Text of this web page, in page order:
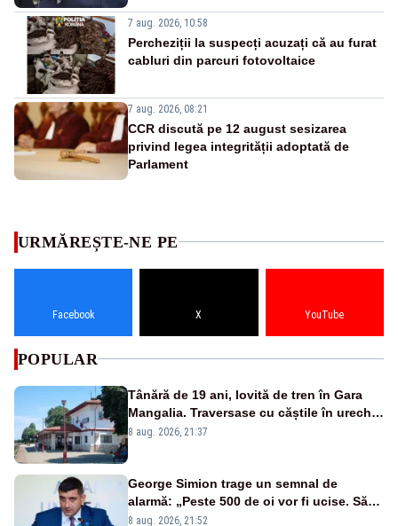
7 aug. 2026, 10:58
Percheziții la suspecți acuzați că au furat
cabluri din parcuri fotovoltaice
7 aug. 2026, 08:21
CCR discută pe 12 august sesizarea
privind legea integrității adoptată de
Parlament
URMĂREȘTE-NE PE
Facebook X YouTube
POPULAR
Tânără de 19 ani, lovită de tren în Gara
Mangalia. Traversase cu căștile în urechi
liniile printr-un loc nepermis
8 aug. 2026, 21:37
George Simion trage un semnal de
alarmă: „Peste 500 de oi vor fi ucise. Să
vedem dacă ciobanii vor fi despăgubiți”
8 aug. 2026, 21:52